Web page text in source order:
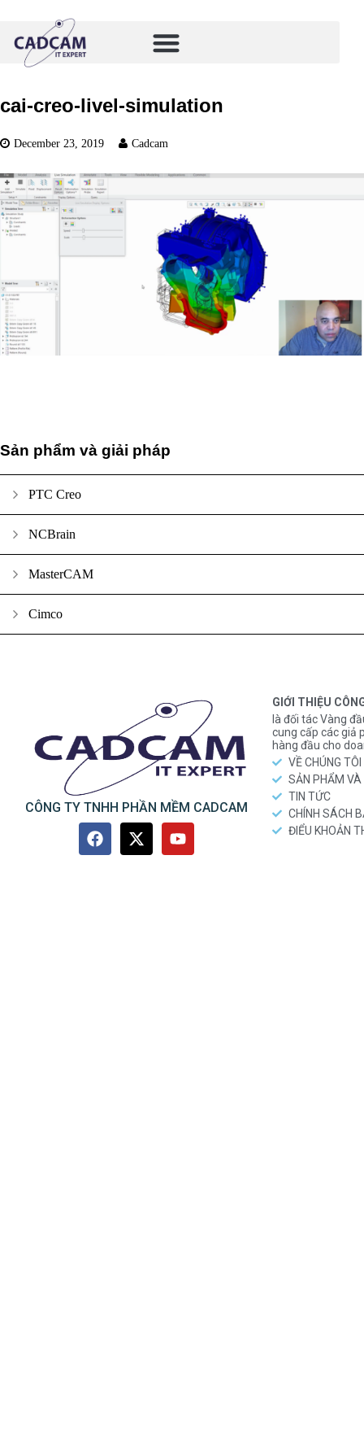
cai-creo-livel-simulation
December 23, 2019 Cadcam
Sản phẩm và giải pháp
PTC Creo
NCBrain
MasterCAM
Cimco
CÔNG TY TNHH PHẦN MỀM CADCAM
GIỚI THIỆU
là đối tác Vàng
cung cấp các giả
hàng đầu cho
VỀ CHÚNG TÔI
SẢN PHẨM VÀ
TIN TỨC
CHÍNH SÁCH
ĐIỂU KHOẢN